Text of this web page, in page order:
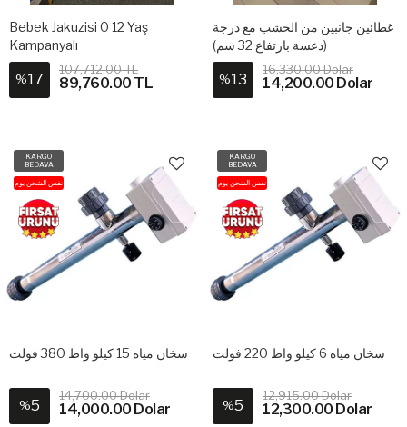
Bebek Jakuzisi 0 12 Yaş
Kampanyalı
%17
107,712.00 TL
89,760.00 TL
غطائين جانبين من الخشب مع درجة
(دعسة بارتفاع 32 سم)
%13
16,330.00 Dolar
14,200.00 Dolar
KARGO
BEDAVA
نفس الشحن يوم
سخان مياه 15 كيلو واط 380 فولت
%5
14,700.00 Dolar
14,000.00 Dolar
KARGO
BEDAVA
نفس الشحن يوم
سخان مياه 6 كيلو واط 220 فولت
%5
12,915.00 Dolar
12,300.00 Dolar